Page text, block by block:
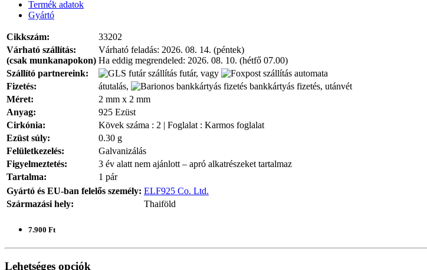
Termék adatok
Gyártó
Cikkszám:
33202
Várható szállítás:
(csak munkanapokon)
Várható feladás: 2026. 08. 14. (péntek)
Ha eddig megrendeled: 2026. 08. 10. (hétfő 07.00)
Szállító partnereink:
futár, vagy
automata
Fizetés:
átutalás,
bankkártyás fizetés, utánvét
Méret:
2 mm x 2 mm
Anyag:
925 Ezüst
Cirkónia:
Kövek száma : 2 | Foglalat : Karmos foglalat
Ezüst súly:
0.30 g
Felületkezelés:
Galvanizálás
Figyelmeztetés:
3 év alatt nem ajánlott – apró alkatrészeket tartalmaz
Tartalma:
1 pár
Gyártó és EU-ban felelős személy: ELF925 Co. Ltd.
Származási hely:
Thaiföld
7.900 Ft
Lehetséges opciók